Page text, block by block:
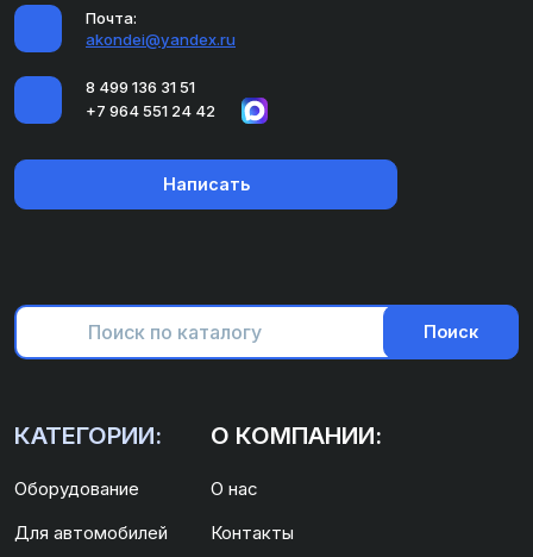
Почта:
akondei@yandex.ru
8 499 136 31 51
+7 964 551 24 42
Написать
Поиск
КАТЕГОРИИ:
Оборудование
Для автомобилей
О КОМПАНИИ:
О нас
Контакты